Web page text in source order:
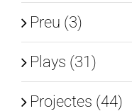
Preu (3)
Plays (31)
Projectes (44)